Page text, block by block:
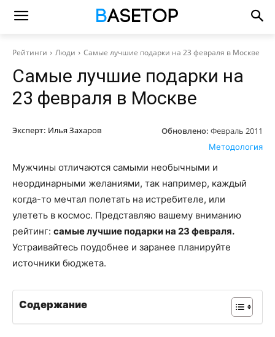
Рейтинги Люди Самые лучшие подарки на 23 февраля в Москве
Самые лучшие подарки на
23 февраля в Москве
Эксперт: Илья Захаров Обновлено: Февраль 2011
Методология
Мужчины отличаются самыми необычными и
неординарными желаниями, так например, каждый
когда-то мечтал полетать на истребителе, или
улететь в космос. Представляю вашему вниманию
рейтинг: самые лучшие подарки на 23 февраля.
Устраивайтесь поудобнее и заранее планируйте
источники бюджета.
Содержание